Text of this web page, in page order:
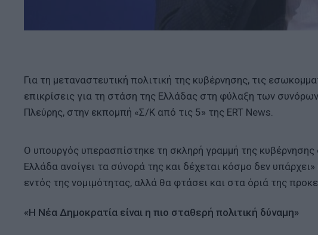
Για τη μεταναστευτική πολιτική της κυβέρνησης, τις
επικρίσεις για τη στάση της Ελλάδας στη φύλαξη των
Πλεύρης, στην εκπομπή «Σ/Κ από τις 5» της ERT News.
Ο υπουργός υπερασπίστηκε τη σκληρή γραμμή της κυβέρνησης
Ελλάδα ανοίγει τα σύνορά της και δέχεται κόσμο δεν
εντός της νομιμότητας, αλλά θα φτάσει και στα όριά της
«Η Νέα Δημοκρατία είναι η πιο σταθερή πολιτική δύναμη»